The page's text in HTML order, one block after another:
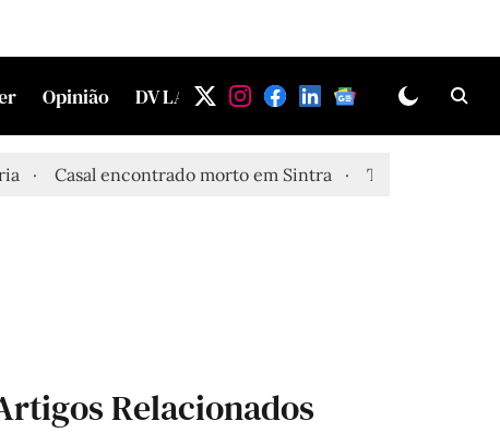
Opinião DV LAB
encontrado morto em Sintra Três feridos graves
Relacionados